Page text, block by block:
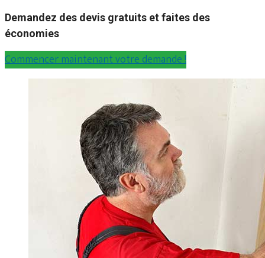
Demandez des devis gratuits et faites des
économies
Commencer maintenant votre demande !